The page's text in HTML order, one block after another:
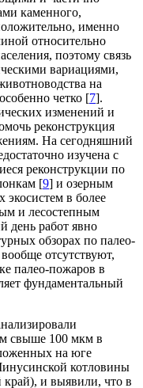
каменного,
именно
относительно
поэтому связь
вариациями,
на
четко [7].
изменений и
реконструкция
На сегодняшний
изучена с
реконструкции по
[9] и озерным
экосистем в более
и лесостепным
день работ явно
обзорах по палео-
отсутствуют,
палео-пожаров в
фундаментальный
свыше 100 мкм в
на юге
котловины
край), и выявили, что в